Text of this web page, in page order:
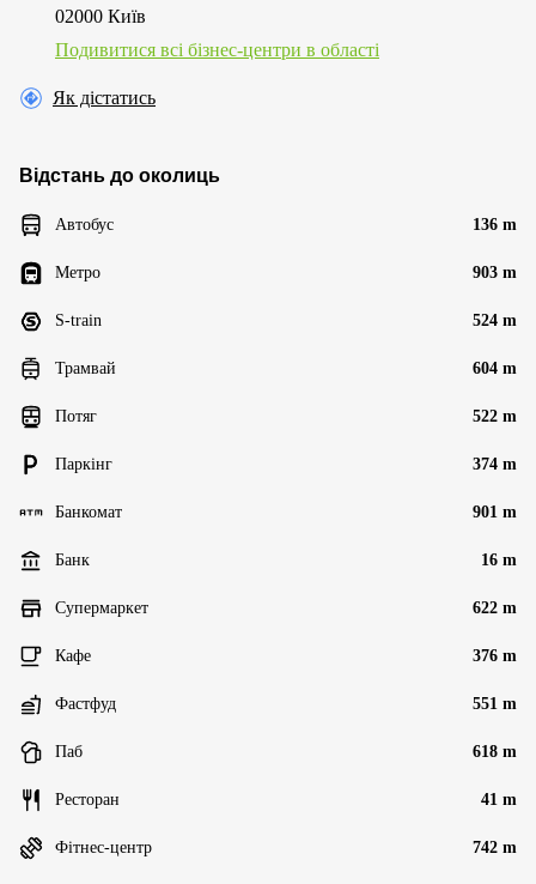
02000 Київ
Подивитися всі бізнес-центри в області
Як дістатись
Відстань до околиць
Автобус 136 m
Метро 903 m
S-train 524 m
Трамвай 604 m
Потяг 522 m
Паркінг 374 m
Банкомат 901 m
Банк 16 m
Супермаркет 622 m
Кафе 376 m
Фастфуд 551 m
Паб 618 m
Ресторан 41 m
Фітнес-центр 742 m